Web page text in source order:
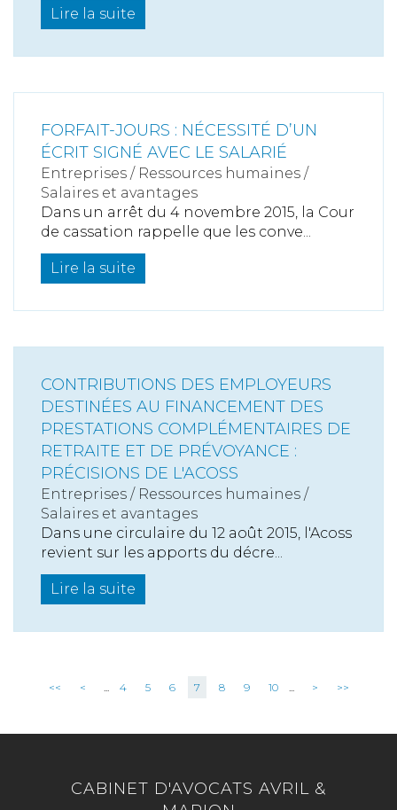
Lire la suite
FORFAIT-JOURS : NÉCESSITÉ D’UN
ÉCRIT SIGNÉ AVEC LE SALARIÉ
Entreprises / Ressources humaines /
Salaires et avantages
Dans un arrêt du 4 novembre 2015, la Cour
de cassation rappelle que les conve...
Lire la suite
CONTRIBUTIONS DES EMPLOYEURS
DESTINÉES AU FINANCEMENT DES
PRESTATIONS COMPLÉMENTAIRES DE
RETRAITE ET DE PRÉVOYANCE :
PRÉCISIONS DE L'ACOSS
Entreprises / Ressources humaines /
Salaires et avantages
Dans une circulaire du 12 août 2015, l'Acoss
revient sur les apports du décre...
Lire la suite
<< < ... 4 5 6 7 8 9 10 ... > >>
CABINET D'AVOCATS AVRIL &